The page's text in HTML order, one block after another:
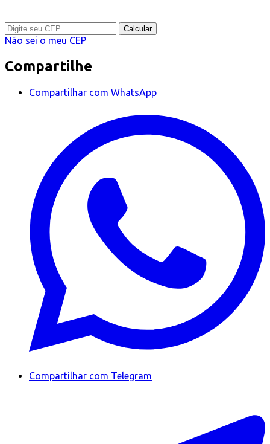
Calcular
Não sei o meu CEP
Compartilhe
Compartilhar com WhatsApp
Compartilhar com Telegram